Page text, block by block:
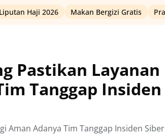
Liputan Haji 2026 Makan Bergizi Gratis
Pastikan Layanan
Tanggap Insiden
Aman Adanya Tim Tanggap Insiden Siber